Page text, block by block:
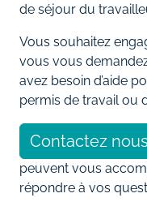
de séjour du
Vous souhaitez
vous vous
avez besoin d’aide
permis de travail ou
Contactez
peuvent vous
répondre à vos